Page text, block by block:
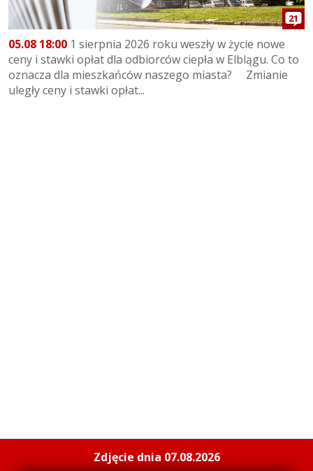
21
05.08 18:00 1 sierpnia 2026 roku weszły w życie nowe
ceny i stawki opłat dla odbiorców ciepła w Elblągu. Co to
oznacza dla mieszkańców naszego miasta? Zmianie
uległy ceny i stawki opłat...
Zdjęcie dnia 07.08.2026